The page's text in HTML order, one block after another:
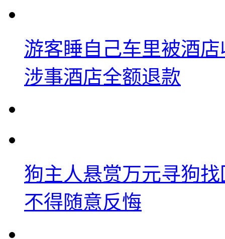
游客睡自己车里被酒
涉事酒店全额退款
狗主人悬赏万元寻狗
不得随意反悔